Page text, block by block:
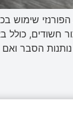
שימוש
חשודים, כולל
נותנות הסבר